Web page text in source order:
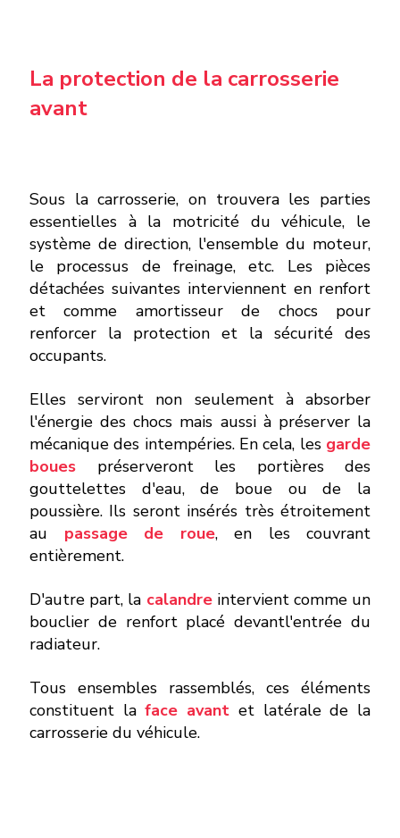
La protection de la carrosserie
avant
Sous la carrosserie, on trouvera les parties
essentielles à la motricité du véhicule, le
système de direction, l'ensemble du moteur,
le processus de freinage, etc. Les pièces
détachées suivantes interviennent en renfort
et comme amortisseur de chocs pour
renforcer la protection et la sécurité des
occupants.
Elles serviront non seulement à absorber
l'énergie des chocs mais aussi à préserver la
mécanique des intempéries. En cela, les garde
boues préserveront les portières des
gouttelettes d'eau, de boue ou de la
poussière. Ils seront insérés très étroitement
au passage de roue, en les couvrant
entièrement.
D'autre part, la calandreintervient comme un
bouclier de renfort placé devantl'entrée du
radiateur.
Tous ensembles rassemblés, ces éléments
constituent laface avant et latérale de la
carrosserie du véhicule.